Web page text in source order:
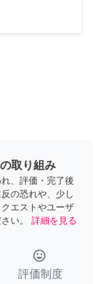
取り組み
、評価・完了後
の恐れや、少し
エストやユーザ
い。
詳細を見る
tag_faces
評価制度